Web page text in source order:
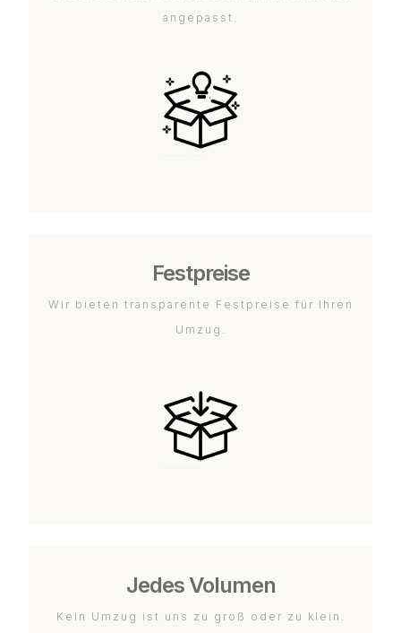
angepasst.
Festpreise
Wir bieten transparente Festpreise für Ihren
Umzug.
Jedes Volumen
Kein Umzug ist uns zu groß oder zu klein.